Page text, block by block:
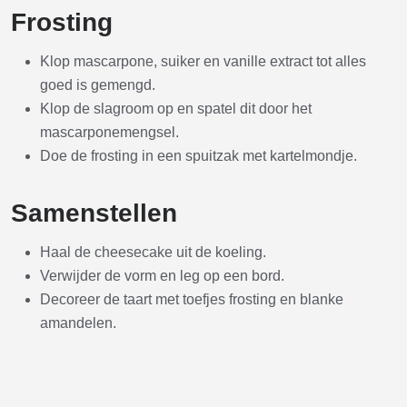
Frosting
Klop mascarpone, suiker en vanille extract tot alles
goed is gemengd.
Klop de slagroom op en spatel dit door het
mascarponemengsel.
Doe de frosting in een spuitzak met kartelmondje.
Samenstellen
Haal de cheesecake uit de koeling.
Verwijder de vorm en leg op een bord.
Decoreer de taart met toefjes frosting en blanke
amandelen.